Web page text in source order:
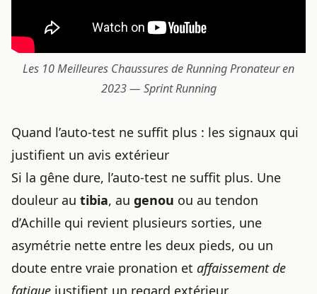
Les 10 Meilleures Chaussures de RunningPronateur en
2023 — Sprint Running
Quand l’auto-test ne suffit plus : les signaux qui
justifient un avis extérieur
Si la gêne dure, l’auto-test ne suffit plus. Une
douleur au tibia, au genou ou au tendon
d’Achille qui revient plusieurs sorties, une
asymétrie nette entre les deux pieds, ou un
doute entre vraie pronation et affaissement de
fatigue justifient un regard extérieur.